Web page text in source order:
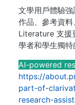
文學用戶體驗
作品、參考資
Literature 支援
學者和學生獨特
AI-powered
https://
part-of-
research-